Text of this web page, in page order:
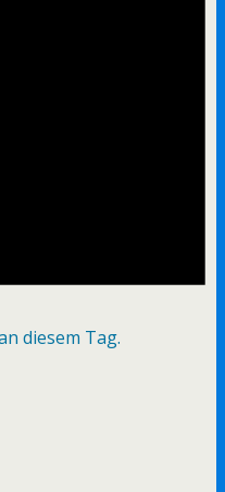
diesem Tag.